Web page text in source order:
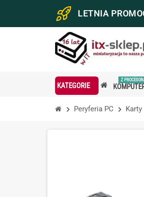
LETNIA
KATEGORIE
Z
Peryferia PC Karty